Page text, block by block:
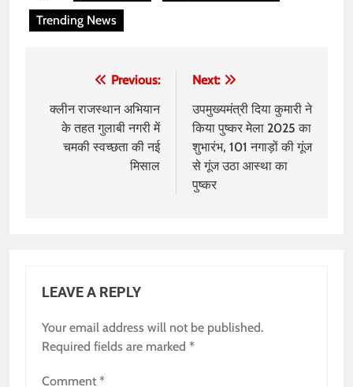
Trending News
navigation
Previous:
क्लीन राजस्थान अभियान
के तहत गुलाबी नगरी में
चमकी स्वच्छता की नई
मिसाल
Next:
उपमुख्यमंत्री दिया कुमारी ने
किया पुष्कर मेला 2025 का
शुभारंभ, 101 नगाड़ों की गूंज
से गूंज उठा आस्था का
पुष्कर
LEAVE A REPLY
Your email address will not be published.
Required fields are marked *
Comment *